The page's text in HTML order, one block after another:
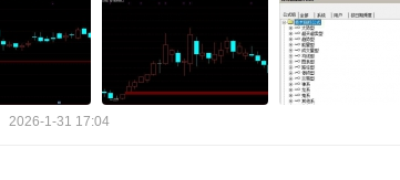
2026-1-31 17:04